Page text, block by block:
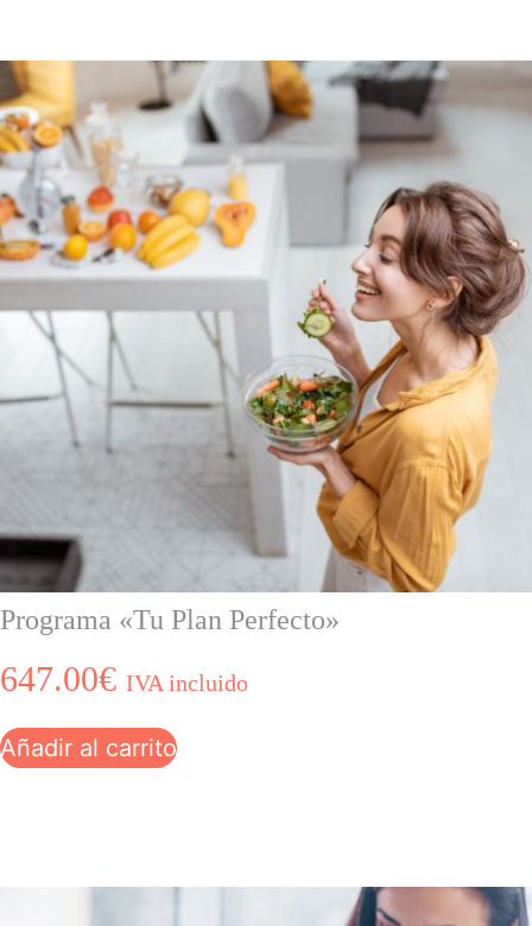
Programa «Tu Plan Perfecto»
647.00€ IVA incluido
Añadir al carrito